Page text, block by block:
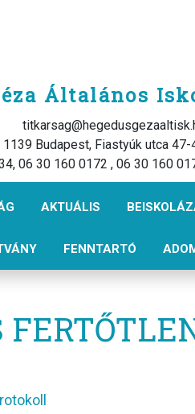
Általános
1139 Budapest, Fiastyúk utca 47-
06 30 160 0172 , 06 30 160
AKTUÁLIS
FENNTARTÓ